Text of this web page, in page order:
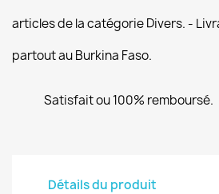
articles de la catégorie Divers. -
partout au Burkina Faso.
Satisfait ou 100% remboursé.
Détails du produit